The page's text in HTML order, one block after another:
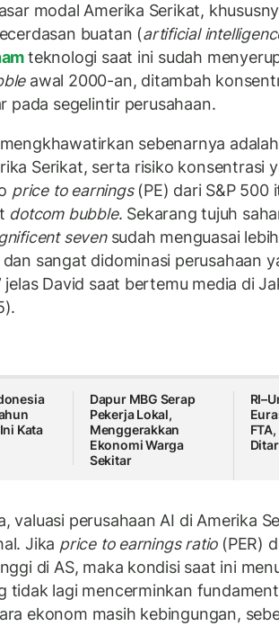
modal Amerika Serikat,
buatan (artificial
teknologi saat ini sudah
awal 2000-an, ditambah
pada segelintir perusahaan.
sebenarnya adalah
Serikat, serta risiko konsentrasi
price to earnings(PE) dari S&P 500
dotcom bubble. Sekarang tujuh
sevensudah menguasai
sangat didominasi perusahaan
jelas David saat bertemu media di
Kata
Dapur MBG Serap
Pekerja Lokal,
Menggerakkan
Ekonomi Warga
Sekitar
valuasi perusahaan AI di Amerika
Jika price to earnings ratio(PER)
di AS, maka kondisi saat ini
tidak lagi mencerminkan
ekonom masih kebingungan,